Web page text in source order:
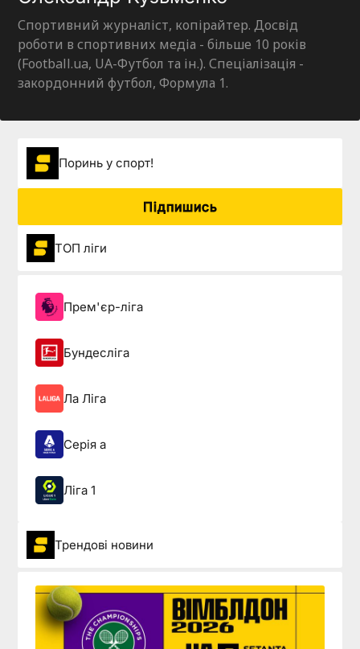
Спортивний журналіст, копірайтер. Досвід
роботи в спортивних медіа - більше 10 років
(Football.ua, UA-Футбол та ін.). Спеціалізація -
закордонний футбол, Формула 1.
Поринь у спорт!
Підпишись
ТОП ліги
Прем'єр-ліга
Бундесліга
Ла Ліга
Серія а
Ліга 1
Трендові новини